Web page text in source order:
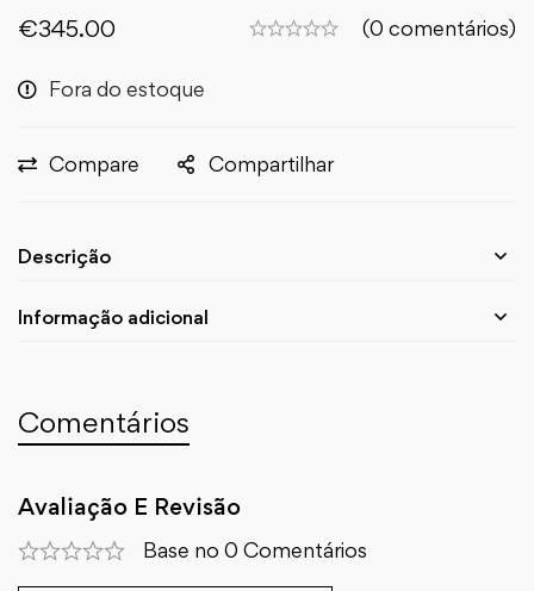
€345.00 (0 comentários)
Fora do estoque
Compare Compartilhar
Descrição
Informação adicional
Comentários
Avaliação E Revisão
Base no 0 Comentários